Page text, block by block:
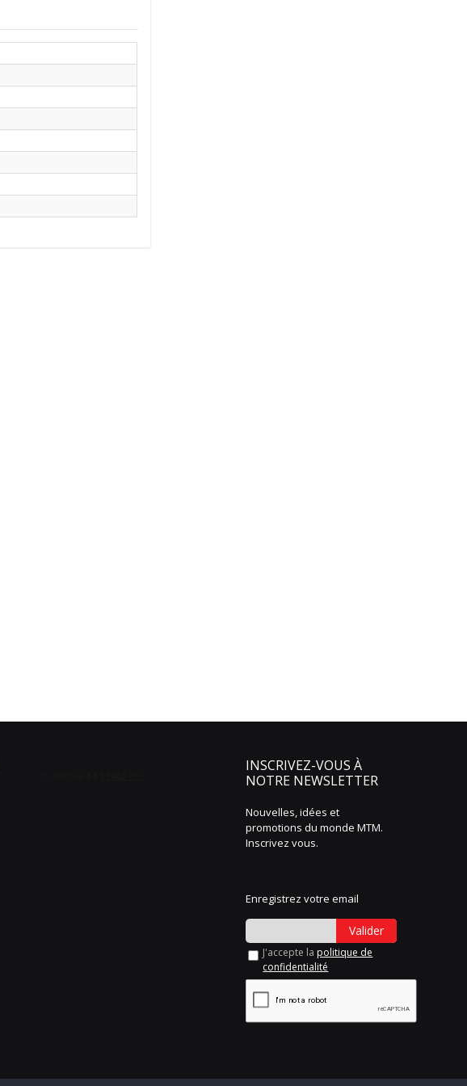
INSCRIVEZ-VOUS À
NOTRE NEWSLETTER
Nouvelles, idées et
promotions du monde MTM.
Inscrivez vous.
Enregistrez votre email
Valider
J'accepte la politique de
confidentialité